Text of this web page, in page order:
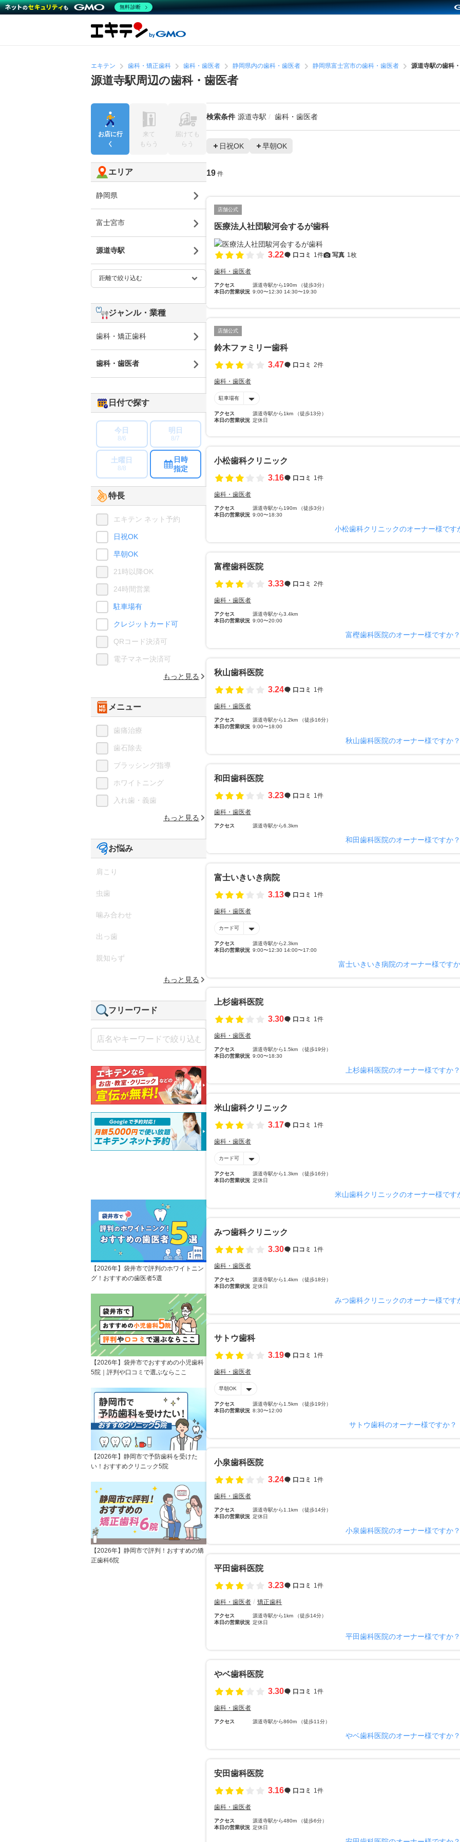
エキテン 歯科・矯正歯科 歯科・歯医者 静岡県内の歯科・歯医者 静岡県富士宮市の歯科・歯医者 源道寺駅の歯科
源道寺駅周辺の歯科・歯医者
検索条件 源道寺駅 歯科・歯医者
日祝OK 早朝OK
19 件
店舗公式
医療法人社団駿河会するが歯科
3.22 口コミ 1件 写真 1枚
歯科・歯医者
アクセス
源道寺駅から190m （徒歩3分）
本日の営業状況 9:00〜12:30 14:30〜19:30
店舗公式
鈴木ファミリー歯科
3.47
口コミ 2件
歯科・歯医者
駐車場有
アクセス
源道寺駅から1km （徒歩13分）
本日の営業状況 定休日
小松歯科クリニック
3.16
口コミ 1件
歯科・歯医者
アクセス
源道寺駅から190m （徒歩3分）
本日の営業状況 9:00〜18:30
小松歯科クリニックのオーナー様です
富樫歯科医院
3.33
口コミ 2件
歯科・歯医者
アクセス
源道寺駅から3.4km
本日の営業状況 9:00〜20:00
富樫歯科医院のオーナー様ですか？
秋山歯科医院
3.24
口コミ 1件
歯科・歯医者
アクセス
源道寺駅から1.2km （徒歩16分）
本日の営業状況 9:00〜18:00
秋山歯科医院のオーナー様ですか？
和田歯科医院
3.23
口コミ 1件
歯科・歯医者
アクセス 源道寺駅から6.3km
和田歯科医院のオーナー様ですか？
富士いきいき病院
3.13
口コミ 1件
歯科・歯医者
カード可
アクセス
源道寺駅から2.3km
本日の営業状況 9:00〜12:30 14:00〜17:00
富士いきいき病院のオーナー様です
上杉歯科医院
3.30
口コミ 1件
歯科・歯医者
アクセス
源道寺駅から1.5km （徒歩19分）
本日の営業状況 9:00〜18:30
上杉歯科医院のオーナー様ですか？
米山歯科クリニック
3.17
口コミ 1件
歯科・歯医者
カード可
アクセス
源道寺駅から1.3km （徒歩16分）
本日の営業状況 定休日
米山歯科クリニックのオーナー様です
みつ歯科クリニック
3.30
口コミ 1件
歯科・歯医者
アクセス
源道寺駅から1.4km （徒歩18分）
本日の営業状況 定休日
みつ歯科クリニックのオーナー様です
サトウ歯科
3.19
口コミ 1件
歯科・歯医者
早朝OK
アクセス
源道寺駅から1.5km （徒歩19分）
本日の営業状況 8:30〜12:00
サトウ歯科のオーナー様ですか？
小泉歯科医院
3.24
口コミ 1件
歯科・歯医者
アクセス
源道寺駅から1.1km （徒歩14分）
本日の営業状況 定休日
小泉歯科医院のオーナー様ですか？
平田歯科医院
3.23
口コミ 1件
歯科・歯医者 矯正歯科
アクセス
源道寺駅から1km （徒歩14分）
本日の営業状況 定休日
平田歯科医院のオーナー様ですか？
やベ歯科医院
3.30
口コミ 1件
歯科・歯医者
アクセス 源道寺駅から860m （徒歩11分）
やベ歯科医院のオーナー様ですか？
安田歯科医院
3.16
口コミ 1件
歯科・歯医者
アクセス
源道寺駅から480m （徒歩6分）
本日の営業状況 定休日
お店に行
く
来て
もらう
届けても
らう
エリア
静岡県
富士宮市
源道寺駅
ジャンル・業種
歯科・矯正歯科
歯科・歯医者
日付で探す
今日
8/6
明日
8/7
土曜日
8/8
日時
指定
特長
エキテン ネット予約
日祝OK
早朝OK
21時以降OK
24時間営業
駐車場有
クレジットカード可
QRコード決済可
電子マネー決済可
もっと見る
メニュー
歯痛治療
歯石除去
ブラッシング指導
ホワイトニング
入れ歯・義歯
もっと見る
お悩み
肩こり
虫歯
噛み合わせ
出っ歯
親知らず
もっと見る
フリーワード
【2026年】袋井市で評判のホワイトニン
グ！おすすめの歯医者5選
【2026年】袋井市でおすすめの小児歯科
5院｜評判や口コミで選ぶならここ
【2026年】静岡市で予防歯科を受けた
い！おすすめクリニック5院
【2026年】静岡市で評判！おすすめの矯
正歯科6院
無料診断